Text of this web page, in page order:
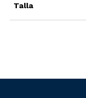
Talla